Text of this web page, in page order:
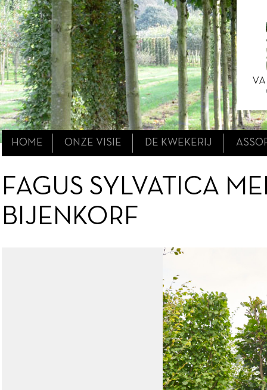
HOME ONZE VISIE DE KWEKERIJ
FAGUS SYLVATICA
BIJENKORF